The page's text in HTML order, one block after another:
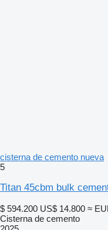
cisterna de cemento nueva
5
Titan 45cbm bulk
$ 594.200 US$ 14.800 ≈
Cisterna de cemento